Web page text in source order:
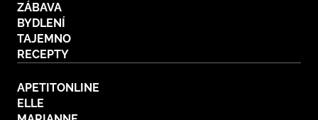
ZÁBAVA
BYDLENÍ
TAJEMNO
RECEPTY
APETITONLINE
ELLE